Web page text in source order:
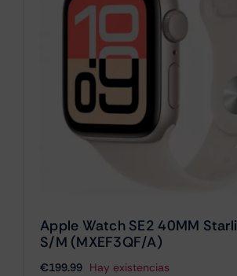
Apple Watch SE2 40MM
S/M (MXEF3QF/A)
€199.99 Hay existencias